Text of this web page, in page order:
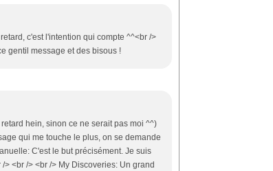
c'est l'intention qui compte ^^<br />
gentil message et des bisous !
hein, sinon ce ne serait pas moi ^^)
qui me touche le plus, on se demande
C'est le but précisément. Je suis
<br /> <br /> My Discoveries: Un grand